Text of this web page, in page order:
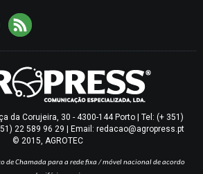
da Corujeira, 30 - 4300-144 Porto | Tel: (+ 351)
22 589 96 29 | Email: redacao@agropress.pt
© 2015, AGROTEC
de Chamada para a rede fixa / móvel nacional de acordo